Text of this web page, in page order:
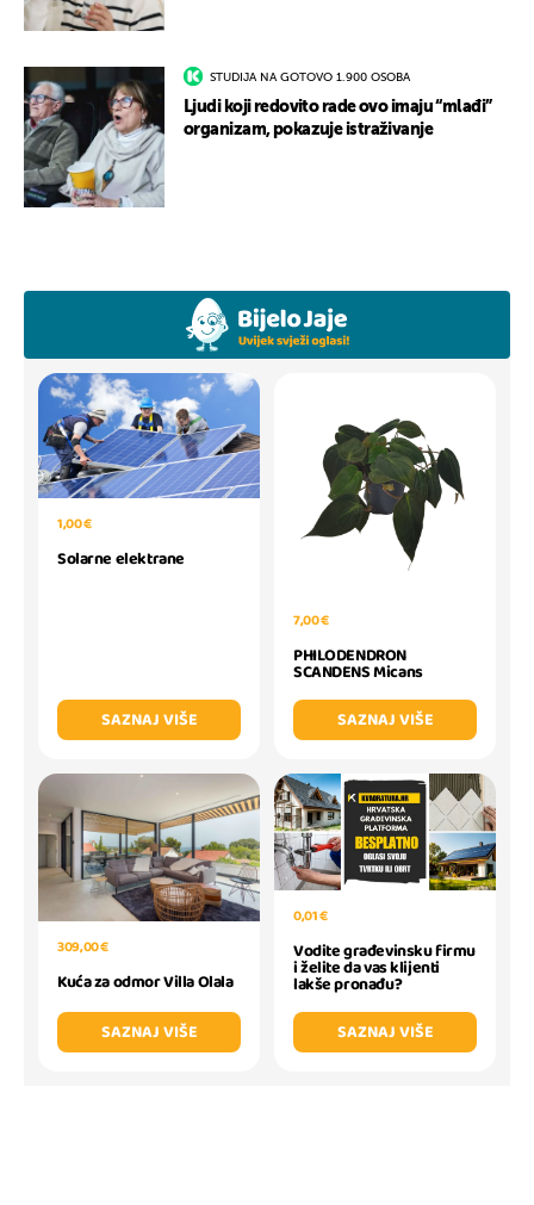
STUDIJA NA GOTOVO 1.900 OSOBA
Ljudi koji redovito rade ovo imaju “mlađi”
organizam, pokazuje istraživanje
1,00 €
Solarne elektrane
SAZNAJ VIŠE
7,00 €
PHILODENDRON
SCANDENS Micans
SAZNAJ VIŠE
309,00 €
Kuća za odmor Villa Olala
SAZNAJ VIŠE
0,01 €
Vodite građevinsku firmu
i želite da vas klijenti
lakše pronađu?
SAZNAJ VIŠE